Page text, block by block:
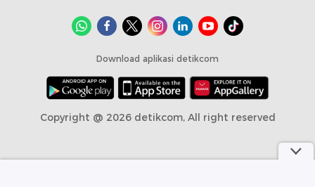
Download aplikasi detikcom
Copyright @ 2026 detikcom, All right reserved